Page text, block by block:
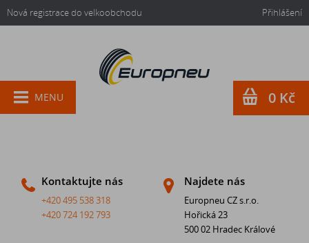
Nová registrace do velkoobchodu Přihlášení
Kontaktujte nás
+420 495 538 318
+420 724 192 793
Najdete nás
Europneu CZ s.r.o.
Hořická 23
500 02 Hradec Králové
MENU 0 Kč